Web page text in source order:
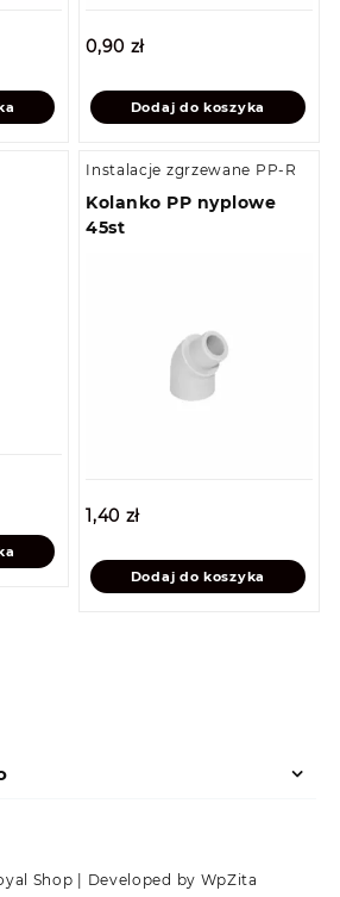
0,90 zł
Dodaj do koszyka
Instalacje zgrzewane PP-R
Kolanko PP nyplowe
45st
1,40 zł
Dodaj do koszyka
Shop | Developed by WpZita